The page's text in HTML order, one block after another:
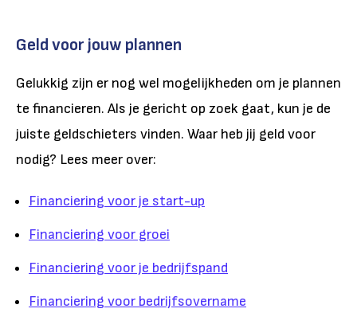
Geld voor jouw plannen
Gelukkig zijn er nog wel mogelijkheden om je plannen
te financieren. Als je gericht op zoek gaat, kun je de
juiste geldschieters vinden. Waar heb jij geld voor
nodig? Lees meer over:
Financiering voor je start-up
Financiering voor groei
Financiering voor je bedrijfspand
Financiering voor bedrijfsovername